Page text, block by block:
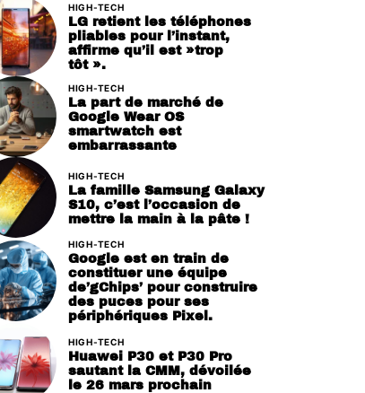
HIGH-TECH
LG retient les téléphones
pliables pour l’instant,
affirme qu’il est »trop
tôt ».
HIGH-TECH
La part de marché de
Google Wear OS
smartwatch est
embarrassante
HIGH-TECH
La famille Samsung Galaxy
S10, c’est l’occasion de
mettre la main à la pâte !
HIGH-TECH
Google est en train de
constituer une équipe
de’gChips’ pour construire
des puces pour ses
périphériques Pixel.
HIGH-TECH
Huawei P30 et P30 Pro
sautant la CMM, dévoilée
le 26 mars prochain